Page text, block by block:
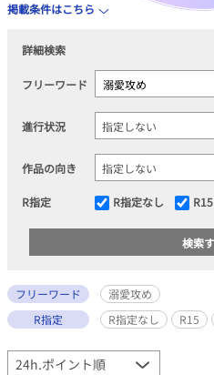
掲載条件はこちら
詳細検索
フリーワード
進行状況
作品の向き
R指定 R指定なし R15
フリーワード
溺愛攻め
R指定
R指定なし R15